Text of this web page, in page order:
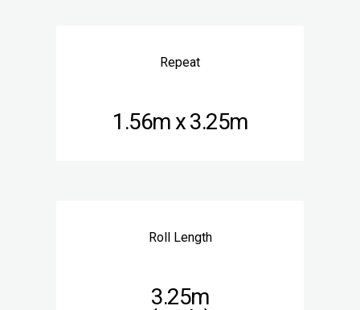
Repeat
1.56m x 3.25m
Roll Length
3.25m